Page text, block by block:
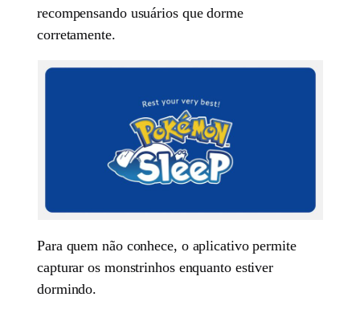
recompensando usuários que dorme
corretamente.
Para quem não conhece, o aplicativo permite
capturar os monstrinhos enquanto estiver
dormindo.